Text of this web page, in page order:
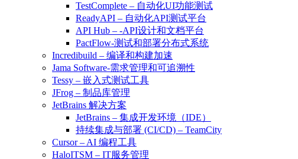
TestComplete – 自动化UI功能测试
ReadyAPI – 自动化API测试平台
API Hub – -API设计和文档平台
PactFlow-测试和部署分布式系统
Incredibuild – 编译和构建加速
Jama Software-需求管理和可追溯性
Tessy – 嵌入式测试工具
JFrog – 制品库管理
JetBrains 解决方案
JetBrains – 集成开发环境（IDE）
持续集成与部署 (CI/CD) – TeamCity
Cursor – AI 编程工具
HaloITSM – IT服务管理